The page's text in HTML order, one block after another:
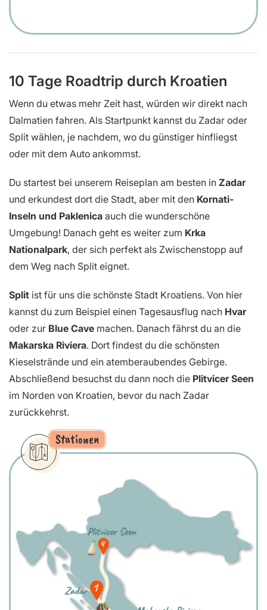
10 Tage Roadtrip durch Kroatien
Wenn du etwas mehr Zeit hast, würden wir direkt nach
Dalmatien fahren. Als Startpunkt kannst du Zadar oder
Split wählen, je nachdem, wo du günstiger hinfliegst
oder mit dem Auto ankommst.
Du startest bei unserem Reiseplan am besten in Zadar
und erkundest dort die Stadt, aber mit den Kornati-
Inseln und Paklenica auch die wunderschöne
Umgebung! Danach geht es weiter zum Krka
Nationalpark, der sich perfekt als Zwischenstopp auf
dem Weg nach Split eignet.
Split ist für uns die schönste Stadt Kroatiens. Von hier
kannst du zum Beispiel einen Tagesausflug nach Hvar
oder zur Blue Cave machen. Danach fährst du an die
Makarska Riviera. Dort findest du die schönsten
Kieselstrände und ein atemberaubendes Gebirge.
Abschließend besuchst du dann noch die Plitvicer Seen
im Norden von Kroatien, bevor du nach Zadar
zurückkehrst.
Stationen